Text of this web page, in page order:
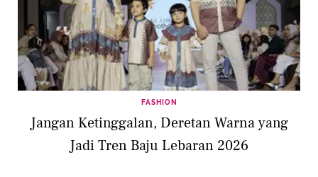
FASHION
Jangan Ketinggalan, Deretan Warna yang
Jadi Tren Baju Lebaran 2026